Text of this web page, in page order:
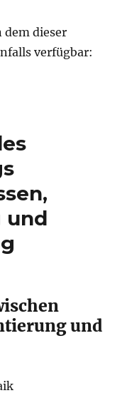
dem dieser
verfügbar:
und
und